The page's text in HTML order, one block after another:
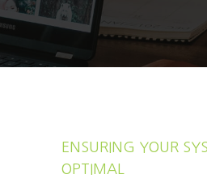
ENSURING YOUR
OPTIMAL